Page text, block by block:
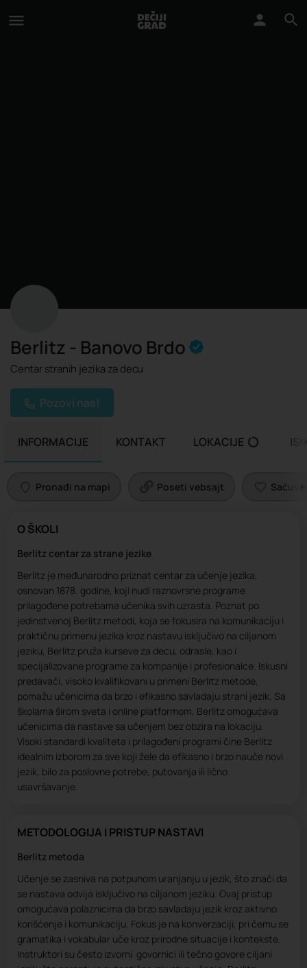
Berlitz - Banovo Brdo
Centar stranih jezika za decu
Pozovi nas!
INFORMACIJE KONTAKT LOKACIJE
Pronađi na mapi Poseti vebsajt
O ŠKOLI
Berlitz centar za strane jezike
Berlitz je međunarodno priznat centar za učenje jezika,
osnovan 1878. godine, koji nudi raznovrsne programe
prilagođene potrebama učenika svih uzrasta. Poznat po
jedinstvenoj Berlitz metodi, koja se fokusira na komunikaciju i
praktičnu primenu jezika kroz nastavu isključivo na ciljanom
jeziku, Berlitz pruža kurseve za decu, odrasle, kao i
specijalizovane programe za kompanije i profesionalce. Iskusni
predavači, visoko kvalifikovani u primeni Berlitz metode,
pomažu učenicima da brzo i efikasno savladaju strani jezik. Sa
školama širom sveta i online platformom, Berlitz omogućava
učenicima da nastave sa učenjem bez obzira na lokaciju.
Visoki standardi kvaliteta i prilagođeni programi čine Berlitz
idealnim izborom za sve koji žele da efikasno i brzo nauče novi
jezik, bilo za poslovne potrebe, putovanja ili lično
usavršavanje.
METODOLOGIJA I PRISTUP NASTAVI
Berlitz metoda
Učenje se zasniva na potpunom uranjanju u jezik, što znači da
se nastava odvija isključivo na ciljanom jeziku. Ovaj pristup
omogućava polaznicima da brzo savladaju jezik kroz aktivno
korišćenje i komunikaciju. Fokus je na konverzaciji, pri čemu se
gramatika i vokabular uče kroz prirodne situacije i kontekste.
Instruktori su često izvorni govornici ili tečno govore ciljani